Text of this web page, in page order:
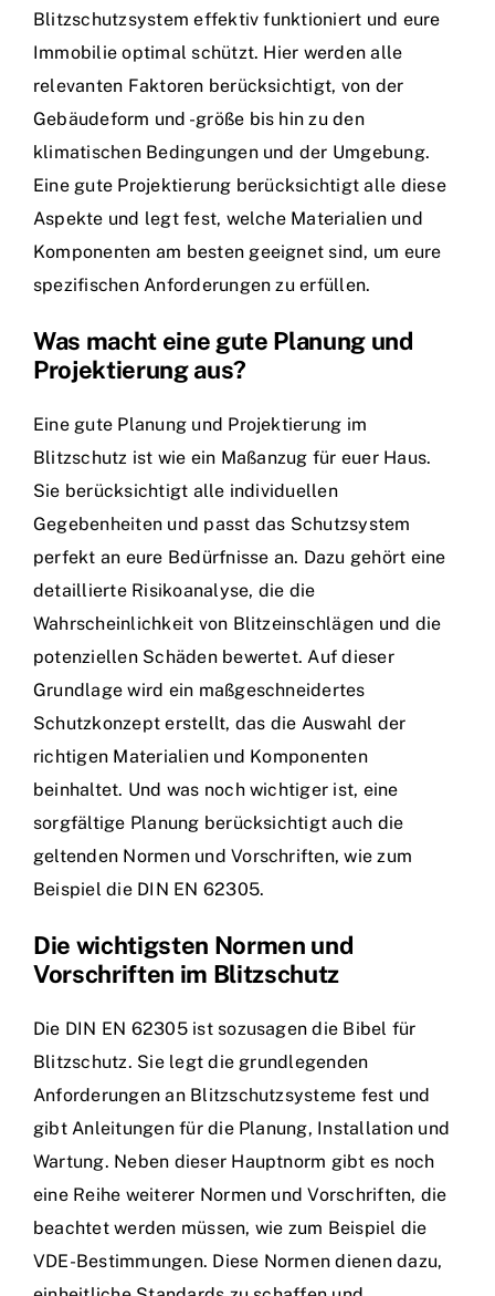
Blitzschutzsystem effektiv funktioniert und eure
Immobilie optimal schützt. Hier werden alle
relevanten Faktoren berücksichtigt, von der
Gebäudeform und -größe bis hin zu den
klimatischen Bedingungen und der Umgebung.
Eine gute Projektierung berücksichtigt alle diese
Aspekte und legt fest, welche Materialien und
Komponenten am besten geeignet sind, um eure
spezifischen Anforderungen zu erfüllen.
Was macht eine gute Planung und
Projektierung aus?
Eine gute Planung und Projektierung im
Blitzschutz ist wie ein Maßanzug für euer Haus.
Sie berücksichtigt alle individuellen
Gegebenheiten und passt das Schutzsystem
perfekt an eure Bedürfnisse an. Dazu gehört eine
detaillierte Risikoanalyse, die die
Wahrscheinlichkeit von Blitzeinschlägen und die
potenziellen Schäden bewertet. Auf dieser
Grundlage wird ein maßgeschneidertes
Schutzkonzept erstellt, das die Auswahl der
richtigen Materialien und Komponenten
beinhaltet. Und was noch wichtiger ist, eine
sorgfältige Planung berücksichtigt auch die
geltenden Normen und Vorschriften, wie zum
Beispiel die DIN EN 62305.
Die wichtigsten Normen und
Vorschriften im Blitzschutz
Die DIN EN 62305 ist sozusagen die Bibel für
Blitzschutz. Sie legt die grundlegenden
Anforderungen an Blitzschutzsysteme fest und
gibt Anleitungen für die Planung, Installation und
Wartung. Neben dieser Hauptnorm gibt es noch
eine Reihe weiterer Normen und Vorschriften, die
beachtet werden müssen, wie zum Beispiel die
VDE-Bestimmungen. Diese Normen dienen dazu,